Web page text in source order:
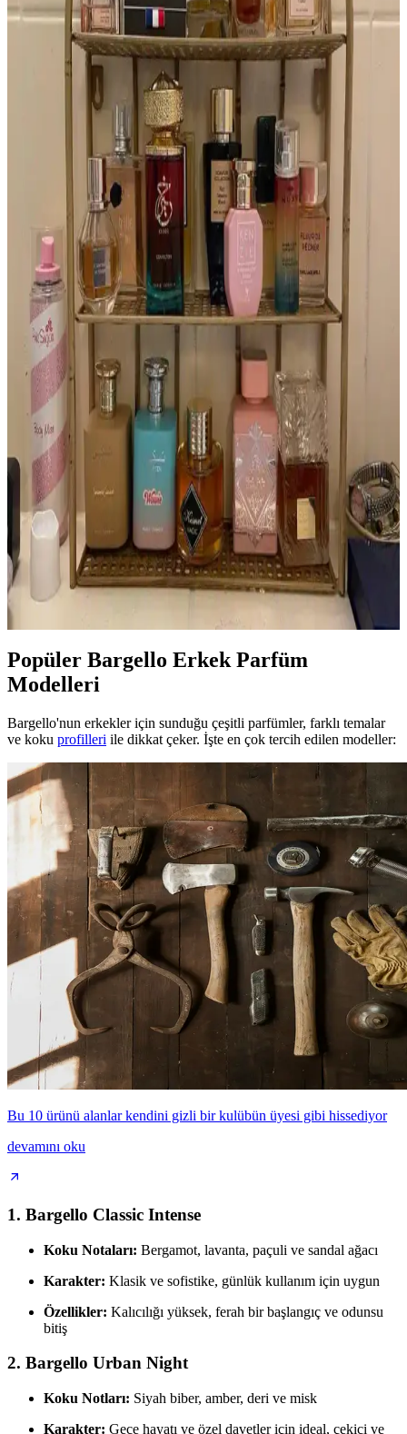
Tropikal Koku Benzerlikleri ve Nostalji
Harajuku Lovers G ve Glossier Fleur parfümleri, tropikal
hindistancevizi ve vanilya notalarıyla benzerlik gösterir. Her iki
parfümde yapay alt notalar nostaljik bir bağ oluşturur ve genç
kullanıcılar arasında popülerdir.
2010'ların Altın Renkli, Metalik ve Yatay Tasarımlı
Parfüm Şişeleri: Azzaro Duo İncelemesi
2010'larda öne çıkan altın renkli, metalik ve yatay tasarımlı Azzaro
Duo parfüm şişesi, sade ve özgün görünümüyle dikkat çekiyor.
Reddit topluluğu bu tasarımı detaylıca tanımladı.
Mugler Aura Parfümü: Nadir Bulunan ve Özgün
Koku Deneyimi
Mugler Aura, özgün tasarımı ve benzersiz kokusuyla parfüm
koleksiyoncuları arasında özel bir yere sahiptir. Orijinal şişeleri
bulmak zor ve pahalıdır, farklı versiyonları geniş koku seçenekleri
sunar.
Yatmadan Önce Parfüm Kullanımı: Kişisel Terapi
ve Uyku Kalitesine Etkileri
Yatmadan önce parfüm kullanımı, kişisel terapi ve rahatlama sağlar.
Kokular uyku kalitesini artırabilir, kişisel mutluluğu destekler ve
parfümün etkin kullanımını mümkün kılar.
Parfüm Koleksiyonculuğu: Yeni Başlayanlar İçin
Seçim, Kullanım ve Saklama Rehberi
Parfüm koleksiyonculuğu, farklı koku profilleriyle kişisel zevkinizi
geliştirme fırsatı sunar. Mevsime uygun seçimler, parfümün gelişimi
ve doğru saklama koşulları koleksiyonunuzu zenginleştirir.
Popüler Bargello Erkek Parfüm
Modelleri
Bargello'nun erkekler için sunduğu çeşitli parfümler, farklı temalar
ve koku profilleri ile dikkat çeker. İşte en çok tercih edilen modeller:
Bu 10 ürünü alanlar kendini gizli bir kulübün üyesi gibi hissediyor
devamını oku
1. Bargello Classic Intense
Koku Notaları: Bergamot, lavanta, paçuli ve sandal ağacı
Karakter: Klasik ve sofistike, günlük kullanım için uygun
Özellikler: Kalıcılığı yüksek, ferah bir başlangıç ve odunsu
bitiş
2. Bargello Urban Night
Koku Notları: Siyah biber, amber, deri ve misk
Karakter: Gece hayatı ve özel davetler için ideal, çekici ve